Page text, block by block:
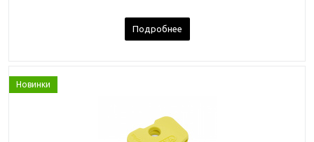
Подробнее
Новинки